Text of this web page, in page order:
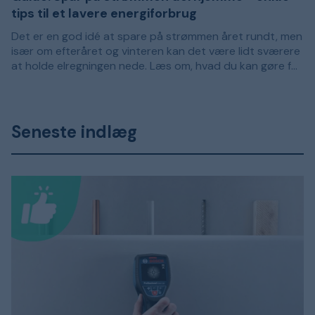
tips til et lavere energiforbrug
Det er en god idé at spare på strømmen året rundt, men
især om efteråret og vinteren kan det være lidt sværere
at holde elregningen nede. Læs om, hvad du kan gøre for
Seneste indlæg